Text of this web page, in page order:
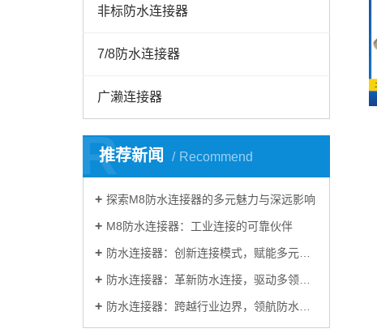
非标防水连接器
7/8防水连接器
广濑连接器
推荐新闻 Recommend
R
探索M8防水连接器的多元魅力与深远影响
M8防水连接器：工业连接的可靠伙伴
防水连接器：创新连接模式，赋能多元行业发展
防水连接器：革新防水连接，驱动多领域发展​
防水连接器：跨越行业边界，领航防水连接新时代​